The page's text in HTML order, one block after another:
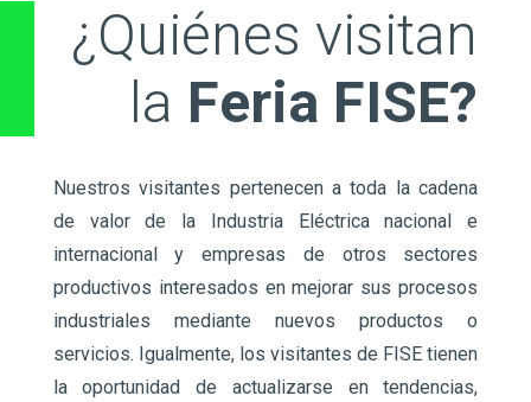
¿Quiénes visitan
la Feria FISE?
Nuestros visitantes pertenecen a toda la cadena
de valor de la Industria Eléctrica nacional e
internacional y empresas de otros sectores
productivos interesados en mejorar sus procesos
industriales mediante nuevos productos o
servicios. Igualmente, los visitantes de FISE tienen
la oportunidad de actualizarse en tendencias,